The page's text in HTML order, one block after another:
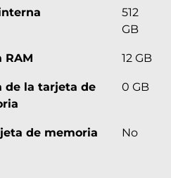
512
GB
RAM 12 GB
de la tarjeta de
0 GB
de memoria No